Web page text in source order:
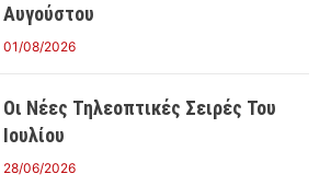
Αυγούστου
01/08/2026
Οι Νέες Τηλεοπτικές Σειρές Του
Ιουλίου
28/06/2026